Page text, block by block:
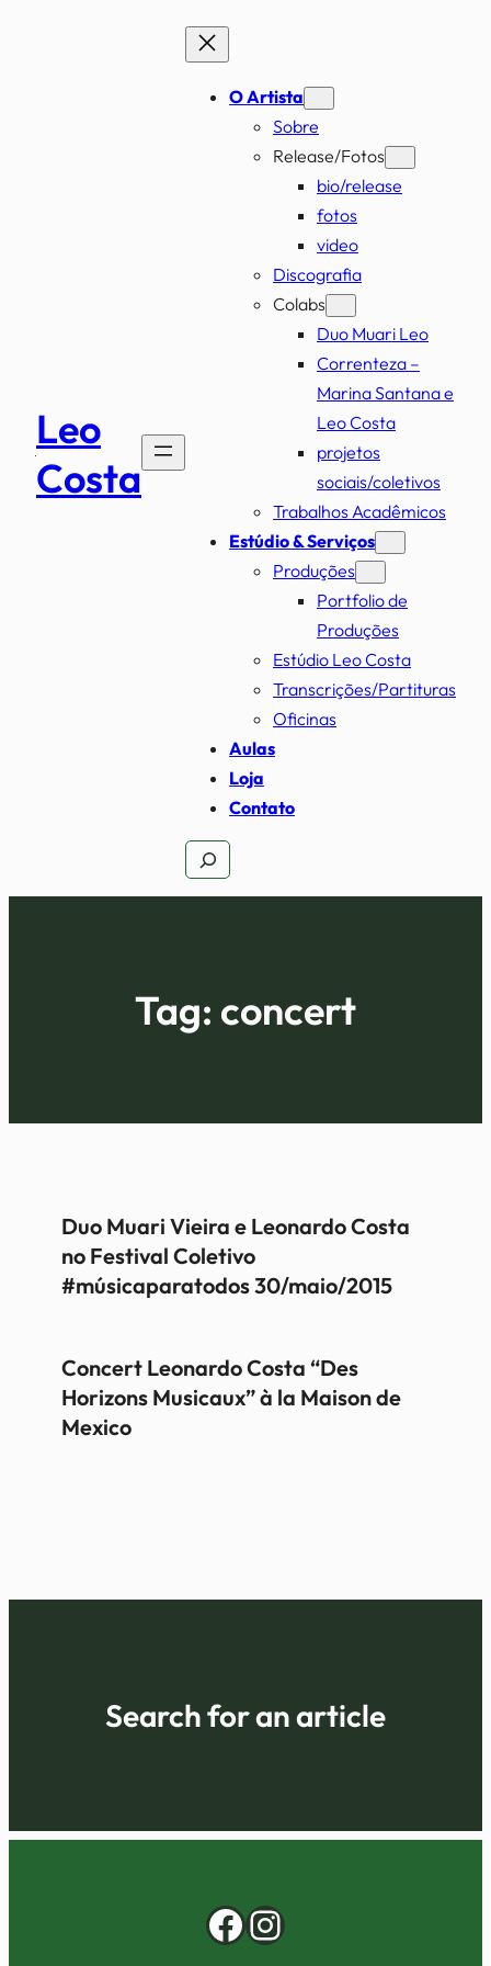
Leo
Costa
O Artista
Sobre
Release/Fotos
bio/release
fotos
video
Discografia
Colabs
Duo Muari Leo
Correnteza –
Marina Santana e
Leo Costa
projetos
sociais/coletivos
Trabalhos Acadêmicos
Estúdio & Serviços
Produções
Portfolio de
Produções
Estúdio Leo Costa
Transcrições/Partituras
Oficinas
Aulas
Loja
Contato
Pesquisar
Tag: concert
Duo Muari Vieira e Leonardo Costa
no Festival Coletivo
#músicaparatodos 30/maio/2015
Concert Leonardo Costa “Des
Horizons Musicaux” à la Maison de
Mexico
Search for an article
Facebook
Instagram